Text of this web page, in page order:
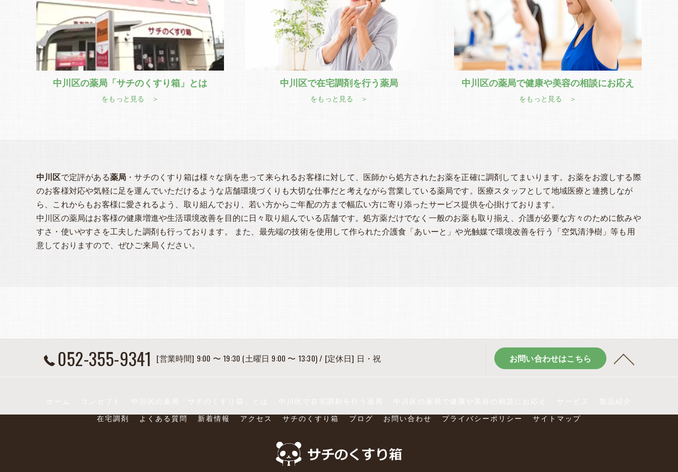
中川区の薬局「サチのくすり箱」とは
をもっと見る ＞
中川区で在宅調剤を行う薬局
をもっと見る ＞
中川区の薬局で健康や美容の相談にお応え
をもっと見る ＞
中川区で定評がある薬局 ・サチのくすり箱は様々な病を患って来られるお客様に対して、医師から処方されたお薬を正確に調剤してまいります。お薬をお渡しする際
のお客様対応や気軽に足を運んでいただけるような店舗環境づくりも大切な仕事だと考えながら営業している薬局です。医療スタッフとして地域医療と連携しなが
ら、これからもお客様に愛されるよう、取り組んでおり、若い方からご年配の方まで幅広い方に寄り添ったサービス提供を心掛けております。
中川区の薬局はお客様の健康増進や生活環境改善を目的に日々取り組んでいる店舗です。処方薬だけでなく一般のお薬も取り揃え、介護が必要な方々のために飲みや
すさ・使いやすさを工夫した調剤も行っております。 また、最先端の技術を使用して作られた介護食「あいーと」や光触媒で環境改善を行う「空気清浄樹」等も用
意しておりますので、ぜひご来局ください。
052-355-9341 [営業時間] 9:00 〜 19:30 (土曜日 9:00 〜 13:30) / [定休日] 日・祝 お問い合わせはこちら
在宅調剤
よくある質問 新着情報 アクセス サチのくすり箱 ブログ お問い合わせ プライバシーポリシー サイトマップ